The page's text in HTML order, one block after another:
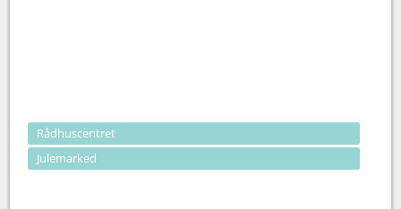
Rådhuscentret
Julemarked